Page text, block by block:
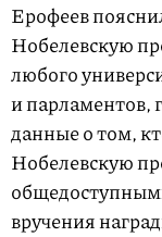
Ерофеев
Нобелевскую
любого
и парламентов,
данные о том,
Нобелевскую
вручения